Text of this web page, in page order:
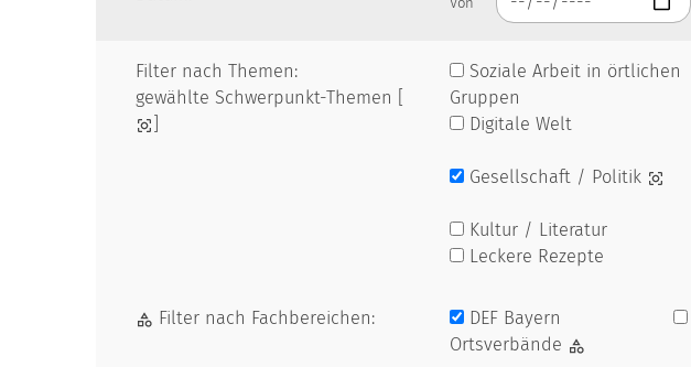
Filter nach Themen:
gewählte Schwerpunkt-Themen [
Soziale Arbeit in örtlichen
Gruppen
Digitale Welt
Gesellschaft / Politik
Kultur / Literatur
Leckere Rezepte
Filter nach Fachbereichen:
DEF Bayern
Ortsverbände